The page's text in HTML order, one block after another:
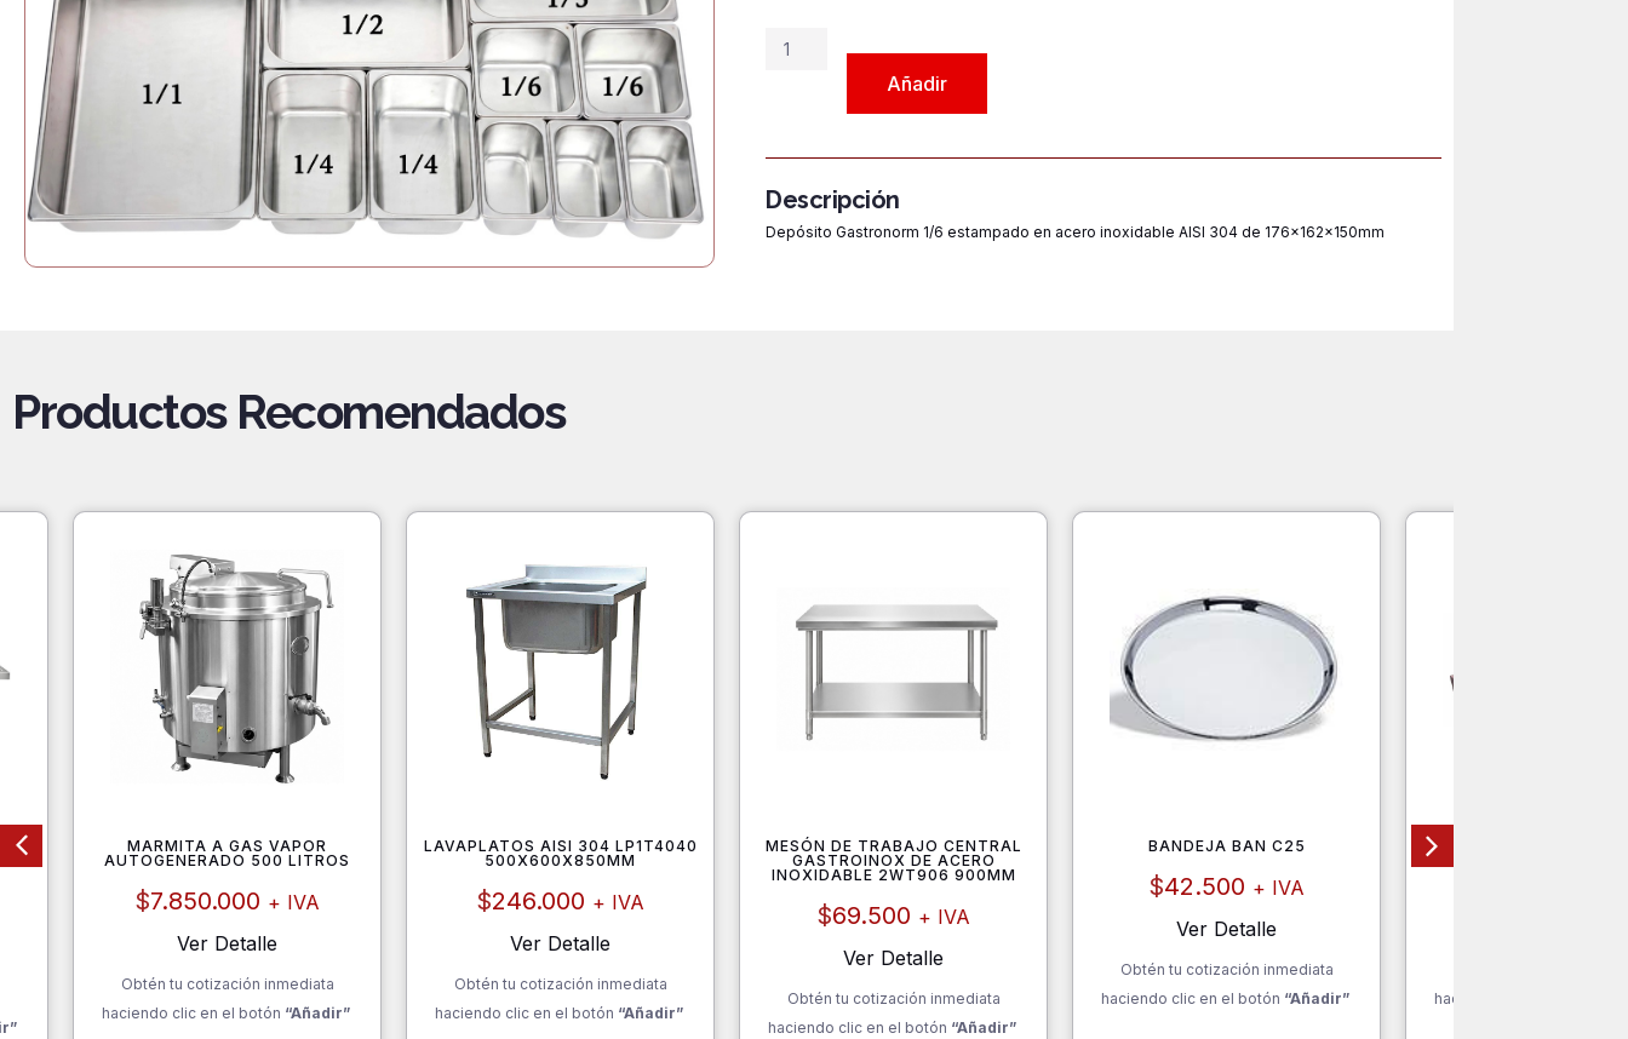
era:
$6.400.
Depósito
150
cantidad
Añadir
Descripción
Depósito Gastronorm 1/6 estampado en acero inoxidable AISI 304 de 176x162x150mm
Productos Recomendados
MARMITA A GAS VAPOR
AUTOGENERADO 500 LITROS
$7.850.000 + IVA
Ver Detalle
Obtén tu cotización inmediata
haciendo clic en el botón “Añadir”
LAVAPLATOS AISI 304 LP1T4040
500X600X850MM
$246.000 + IVA
Ver Detalle
Obtén tu cotización inmediata
haciendo clic en el botón “Añadir”
MESÓN DE TRABAJO CENTRAL
GASTROINOX DE ACERO
INOXIDABLE 2WT906 900MM
$69.500 + IVA
Ver Detalle
Obtén tu cotización inmediata
haciendo clic en el botón “Añadir”
BANDEJA BAN C25
$42.500 + IVA
Ver Detalle
Obtén tu cotización inmediata
haciendo clic en el botón “Añadir”
haciendo clic en el botón